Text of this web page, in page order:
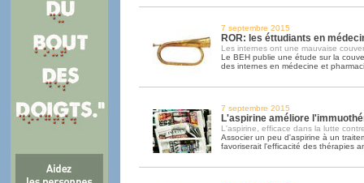
7 septembre 2015
ROR: les éttudiants en
Les internes ont une mauvaise
Le BEH publie une étude sur la
des internes en médecine et
7 septembre 2015
L'aspirine améliore
L'aspirine, efficace dans la lutte
Associer un peu d'aspirine à un
favoriserait l'efficacité des thérapies